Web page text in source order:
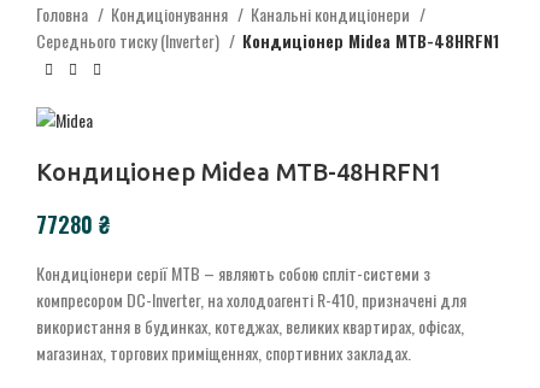
Головна Кондиціонування
Канальні кондиціонери
Середнього тиску (Inverter)
Кондиціонер Midea MTB-48HRFN1
Кондиціонер Midea MTB-48HRFN1
₴
Кондиціонери серії MTB – являють собою спліт-системи з
компресором DC-Inverter, на холодоагенті R-410, призначені для
використання в будинках, котеджах, великих квартирах, офісах,
магазинах, торгових приміщеннях, спортивних закладах.